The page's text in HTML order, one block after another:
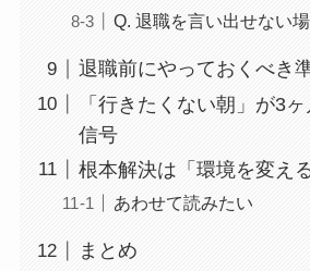
Q. 退職を言い出せない
退職前にやっておくべき
「行きたくない朝」が3
信号
根本解決は「環境を変え
あわせて読みたい
まとめ